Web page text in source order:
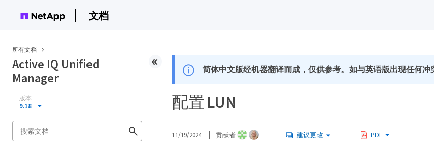
文档
所有文档
Active IQ Unified
Manager
版本
9.18
简体中文版经机器翻译而成，仅供参考。如与英语版出现任何冲
配置 LUN
11/19/2024 贡献者 建议更改 PDF